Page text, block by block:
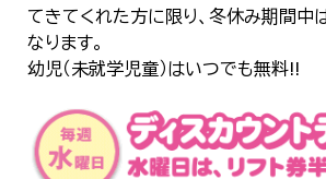
てきてくれた方に限り、冬休み期間中
なります。
幼児（未就学児童）はいつでも無料!!